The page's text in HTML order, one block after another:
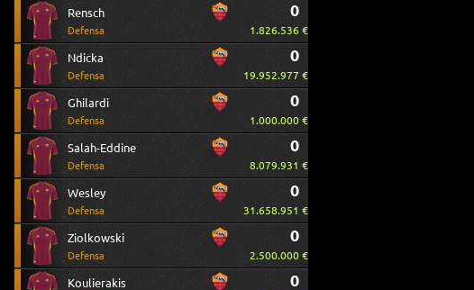
Rensch
Defensa
0
1.826.536 €
Ndicka
Defensa
0
19.952.977 €
Ghilardi
Defensa
0
1.000.000 €
Salah-Eddine
Defensa
0
8.079.931 €
Wesley
Defensa
0
31.658.951 €
Ziolkowski
Defensa
0
2.500.000 €
Koulierakis 0